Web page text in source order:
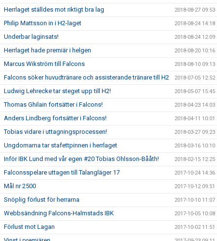
Herrlaget ställdes mot riktigt bra lag 2018-08-27 09:53
Philip Mattsson in i H2-laget 2018-08-24 14:18
Underbar laginsats! 2018-08-24 12:09
Herrlaget hade premiär i helgen 2018-08-20 10:16
Marcus Wikström till Falcons 2018-08-10 09:13
Falcons söker huvudtränare och assisterande tränare till H2 2018-07-05 12:52
Ludwig Lehrecke tar steget upp till H2! 2018-05-07 15:45
Thomas Ghilain fortsätter i Falcons! 2018-04-23 14:03
Anders Lindberg fortsätter i Falcons! 2018-04-11 10:01
Tobias vidare i uttagningsprocessen! 2018-03-27 09:23
Ungdomarna tar stafettpinnen i herrlaget 2018-03-16 10:10
Inför IBK Lund med vår egen #20 Tobias Ohlsson-Bååth! 2018-02-15 12:25
Falconsspelare uttagen till Talangläger 17 2017-10-24 14:36
Mål nr 2500 2017-10-12 09:51
Snöplig förlust för herrarna 2017-10-10 11:07
Webbsändning Falcons-Halmstads IBK 2017-10-05 10:08
Förlust mot Lagan 2017-10-02 11:51